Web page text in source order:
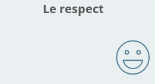
Le respect